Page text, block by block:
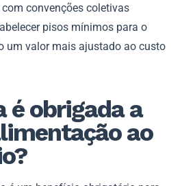
convenções coletivas
pisos mínimos para o
um valor mais ajustado ao custo
é obrigada a
ao